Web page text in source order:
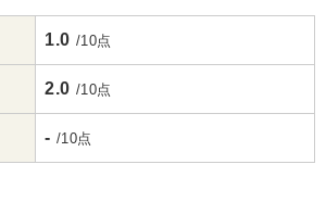
1.0 /10点
2.0 /10点
- /10点